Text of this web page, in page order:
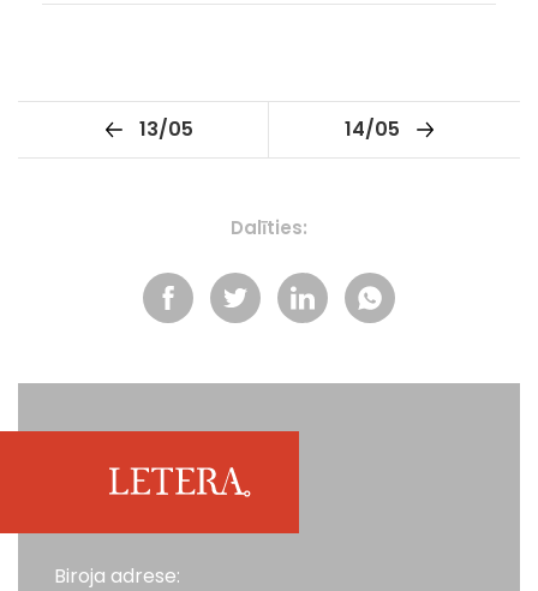
13/05 14/05
Dalīties:
Biroja adrese: